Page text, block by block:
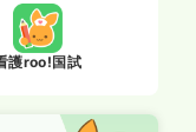
護roo!国試